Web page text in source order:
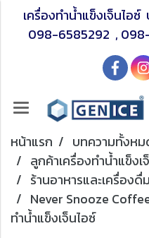
เครื่องทำน้ำแข็งเจ็นไอ
098-6585292 ,
หน้าแรก
บทความทั้งห
ลูกค้าเครื่องทำน้ำแข็งเ
ร้านอาหารและเครื่องดื่ม
Never Snooze
ทำน้ำแข็งเจ็นไอซ์